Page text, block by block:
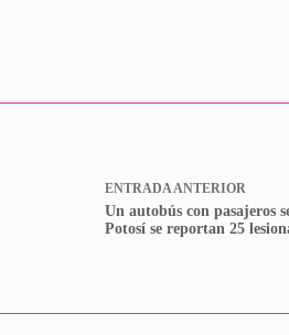
ENTRADAANTERIOR
Un autobús con pasajeros
Potosí se reportan 25